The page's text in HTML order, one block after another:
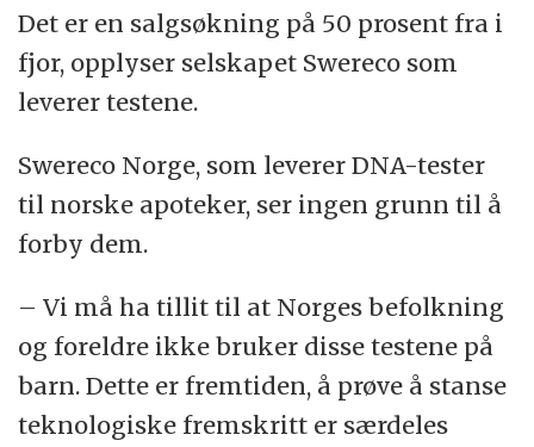
Det er en salgsøkning på 50 prosent fra i
fjor, opplyser selskapet Swereco som
leverer testene.
Swereco Norge, som leverer DNA-tester
til norske apoteker, ser ingen grunn til å
forby dem.
– Vi må ha tillit til at Norges befolkning
og foreldre ikke bruker disse testene på
barn. Dette er fremtiden, å prøve å stanse
teknologiske fremskritt er særdeles